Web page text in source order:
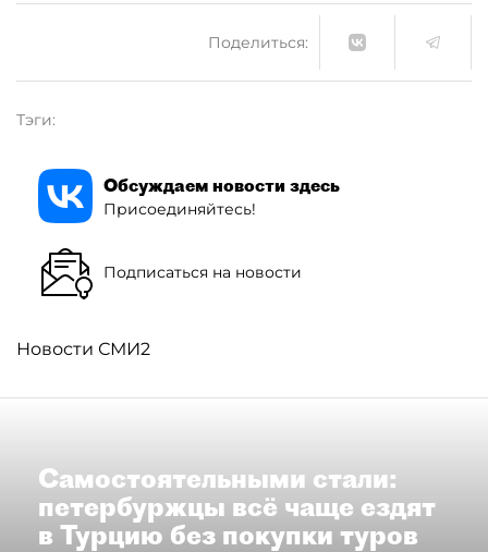
Поделиться:
Тэги:
Обсуждаем новости здесь
Присоединяйтесь!
Подписаться на новости
Новости СМИ2
Самостоятельными стали:
петербуржцы всё чаще ездят
в Турцию без покупки туров